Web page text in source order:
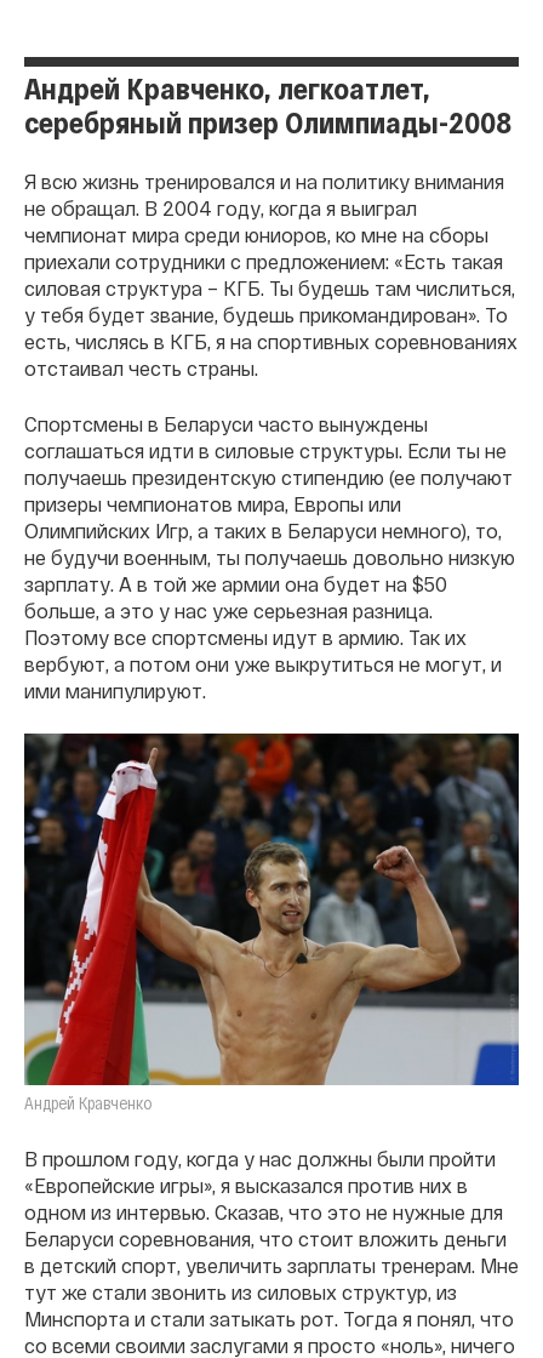
Андрей Кравченко, легкоатлет,
серебряный призер Олимпиады-2008
Я всю жизнь тренировался и на политику внимания
не обращал. В 2004 году, когда я выиграл
чемпионат мира среди юниоров, ко мне на сборы
приехали сотрудники с предложением: «Есть такая
силовая структура – КГБ. Ты будешь там числиться,
у тебя будет звание, будешь прикомандирован». То
есть, числясь в КГБ, я на спортивных соревнованиях
отстаивал честь страны.
Спортсмены в Беларуси часто вынуждены
соглашаться идти в силовые структуры. Если ты не
получаешь президентскую стипендию (ее получают
призеры чемпионатов мира, Европы или
Олимпийских Игр, а таких в Беларуси немного), то,
не будучи военным, ты получаешь довольно низкую
зарплату. А в той же армии она будет на $50
больше, а это у нас уже серьезная разница.
Поэтому все спортсмены идут в армию. Так их
вербуют, а потом они уже выкрутиться не могут, и
ими манипулируют.
Андрей Кравченко
В прошлом году, когда у нас должны были пройти
«Европейские игры», я высказался против них в
одном из интервью. Сказав, что это не нужные для
Беларуси соревнования, что стоит вложить деньги
в детский спорт, увеличить зарплаты тренерам. Мне
тут же стали звонить из силовых структур, из
Минспорта и стали затыкать рот. Тогда я понял, что
со всеми своими заслугами я просто «ноль», ничего